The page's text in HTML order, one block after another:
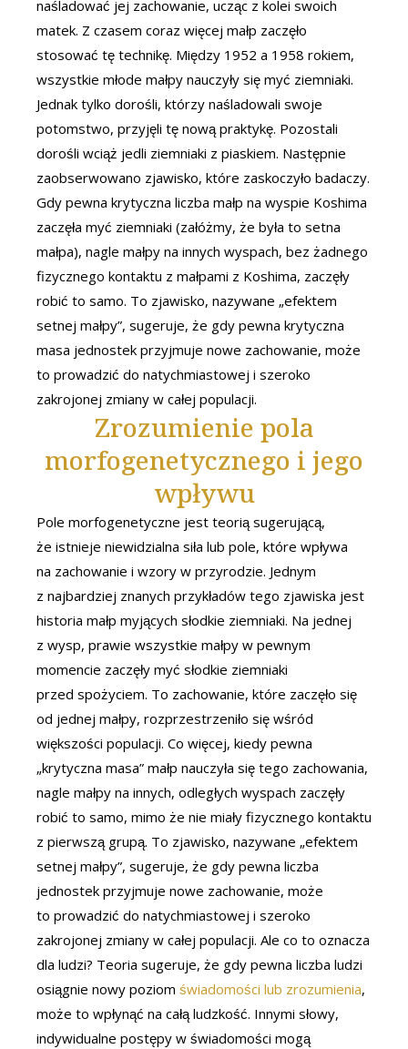
naśladować jej zachowanie, ucząc z kolei swoich
matek. Z czasem coraz więcej małp zaczęło
stosować tę technikę. Między 1952 a 1958 rokiem,
wszystkie młode małpy nauczyły się myć ziemniaki.
Jednak tylko dorośli, którzy naśladowali swoje
potomstwo, przyjęli tę nową praktykę. Pozostali
dorośli wciąż jedli ziemniaki z piaskiem. Następnie
zaobserwowano zjawisko, które zaskoczyło badaczy.
Gdy pewna krytyczna liczba małp na wyspie Koshima
zaczęła myć ziemniaki (załóżmy, że była to setna
małpa), nagle małpy na innych wyspach, bez żadnego
fizycznego kontaktu z małpami z Koshima, zaczęły
robić to samo. To zjawisko, nazywane „efektem
setnej małpy”, sugeruje, że gdy pewna krytyczna
masa jednostek przyjmuje nowe zachowanie, może
to prowadzić do natychmiastowej i szeroko
zakrojonej zmiany w całej populacji.
Zrozumienie pola
morfogenetycznego i jego
wpływu
Pole morfogenetyczne jest teorią sugerującą,
że istnieje niewidzialna siła lub pole, które wpływa
na zachowanie i wzory w przyrodzie. Jednym
z najbardziej znanych przykładów tego zjawiska jest
historia małp myjących słodkie ziemniaki. Na jednej
z wysp, prawie wszystkie małpy w pewnym
momencie zaczęły myć słodkie ziemniaki
przed spożyciem. To zachowanie, które zaczęło się
od jednej małpy, rozprzestrzeniło się wśród
większości populacji. Co więcej, kiedy pewna
„krytyczna masa” małp nauczyła się tego zachowania,
nagle małpy na innych, odległych wyspach zaczęły
robić to samo, mimo że nie miały fizycznego kontaktu
z pierwszą grupą. To zjawisko, nazywane „efektem
setnej małpy”, sugeruje, że gdy pewna liczba
jednostek przyjmuje nowe zachowanie, może
to prowadzić do natychmiastowej i szeroko
zakrojonej zmiany w całej populacji. Ale co to oznacza
dla ludzi? Teoria sugeruje, że gdy pewna liczba ludzi
osiągnie nowy poziom świadomości lub zrozumienia,
może to wpłynąć na całą ludzkość. Innymi słowy,
indywidualne postępy w świadomości mogą